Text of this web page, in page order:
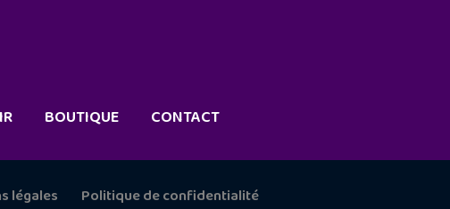
BOUTIQUE CONTACT
légales Politique de confidentialité